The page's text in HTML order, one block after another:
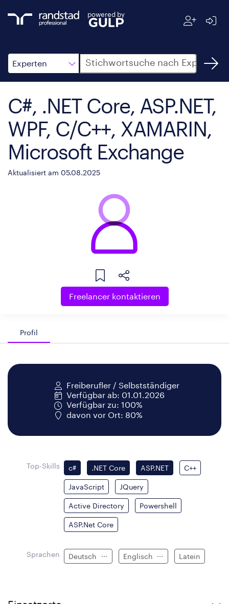
powered by
Experten
Suche
C#, .NET Core, ASP.NET,
WPF, C/C++, XAMARIN,
Microsoft Exchange
Aktualisiert am 05.08.2025
Freelancer kontaktieren
Profil
Freiberufler / Selbstständiger
Verfügbar ab: 01.01.2026
Verfügbar zu: 100%
davon vor Ort: 80%
Top-Skills c# .NET Core ASP.NET C++
JavaScript JQuery
Active Directory Powershell
ASP.Net Core
Sprachen Deutsch Englisch Latein